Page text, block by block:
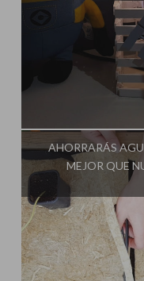
AHORRARÁS
MEJOR QUE